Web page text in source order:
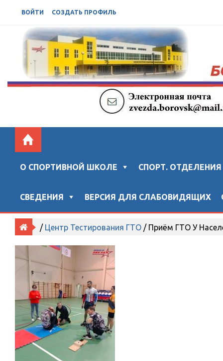
ВОЙТИ СОЗДАТЬ ПРОФИЛЬ
БОРОВСКАЯ СШ "ЗВЕЗДА"
Официальный сайт "Боровской спортивной школы
О СПОРТИВНОЙ ШКОЛЕ СПОРТ. ОТДЕЛЕНИЯ
СВЕДЕНИЯ ВЕРСИЯ ДЛЯ СЛАБОВИДЯЩИХ
/ Центр Тестирования ГТО / Приём ГТО У